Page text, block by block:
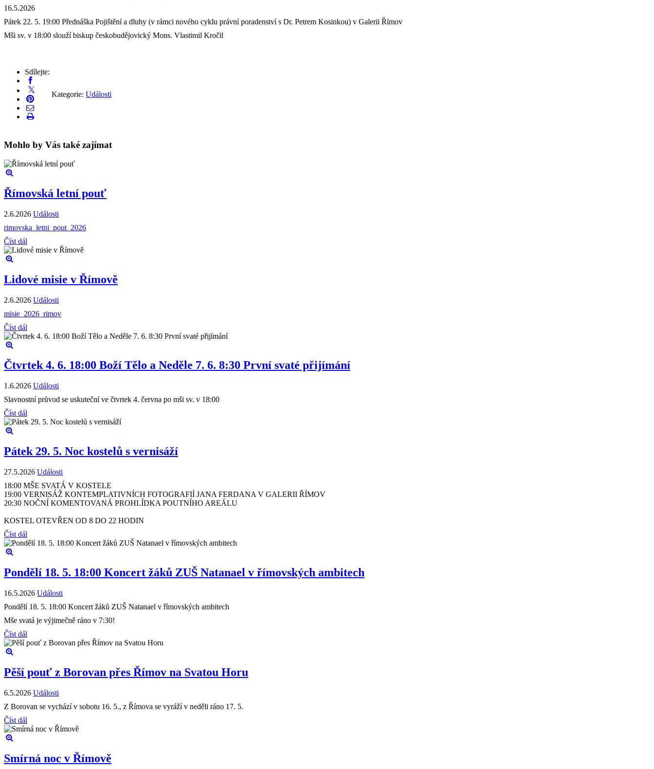
16.5.2026
Pátek 22. 5. 19:00 Přednáška Pojištění a dluhy (v rámci nového cyklu právní poradenství s Dr. Petrem Kosinkou) v Galerii Římov
Mši sv. v 18:00 slouží biskup českobudějovický Mons. Vlastimil Kročil
Sdílejte:
Kategorie: Události
Mohlo by Vás také zajímat
Římovská letní pouť
2.6.2026 Události
rimovska_letni_pout_2026
Číst dál
Lidové misie v Římově
2.6.2026 Události
misie_2026_rimov
Číst dál
Čtvrtek 4. 6. 18:00 Boží Tělo a Neděle 7. 6. 8:30 První svaté přijímání
1.6.2026 Události
Slavnostní průvod se uskuteční ve čtvrtek 4. června po mši sv. v 18:00
Číst dál
Pátek 29. 5. Noc kostelů s vernisáží
27.5.2026 Události
18:00 MŠE SVATÁ V KOSTELE
19:00 VERNISÁŽ KONTEMPLATIVNÍCH FOTOGRAFIÍ JANA FERDANA V GALERII ŘÍMOV
20:30 NOČNÍ KOMENTOVANÁ PROHLÍDKA POUTNÍHO AREÁLU
KOSTEL OTEVŘEN OD 8 DO 22 HODIN
Číst dál
Pondělí 18. 5. 18:00 Koncert žáků ZUŠ Natanael v římovských ambitech
16.5.2026 Události
Pondělí 18. 5. 18:00 Koncert žáků ZUŠ Natanael v římovských ambitech
Mše svatá je výjimečně ráno v 7:30!
Číst dál
Pěší pouť z Borovan přes Římov na Svatou Horu
6.5.2026 Události
Z Borovan se vychází v sobotu 16. 5., z Římova se vyráží v neděli ráno 17. 5.
Číst dál
Smírná noc v Římově